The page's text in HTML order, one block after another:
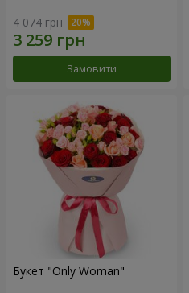
4 074 грн
Замовити
Букет "Only Woman"